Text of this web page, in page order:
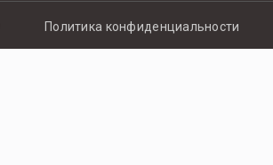
Политика конфиденциальности